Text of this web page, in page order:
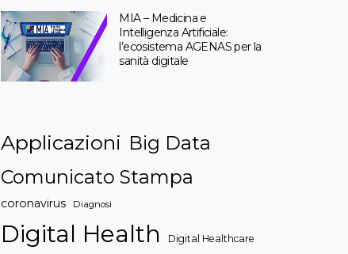
MIA – Medicina e
Intelligenza Artificiale:
l’ecosistema AGENAS per la
sanità digitale
Applicazioni Big Data
Comunicato Stampa
coronavirus Diagnosi
Digital Health Digital Healthcare